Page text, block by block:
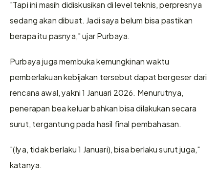
"Tapi ini masih didiskusikan di level teknis, perpresnya
sedang akan dibuat. Jadi saya belum bisa pastikan
berapa itu pasnya," ujar Purbaya.
Purbaya juga membuka kemungkinan waktu
pemberlakuan kebijakan tersebut dapat bergeser dari
rencana awal, yakni 1 Januari 2026. Menurutnya,
penerapan bea keluar bahkan bisa dilakukan secara
surut, tergantung pada hasil final pembahasan.
"(Iya, tidak berlaku 1 Januari), bisa berlaku surut juga,"
katanya.